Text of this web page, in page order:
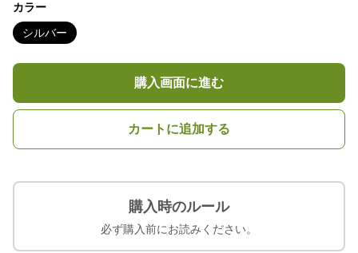
カラー
シルバー
購入画面に進む
カートに追加する
購入時のルール
必ず購入前にお読みください。